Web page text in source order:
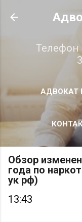
К
Телефон
АДВОКАТ
Обзор
года по
ук рф)
13:43